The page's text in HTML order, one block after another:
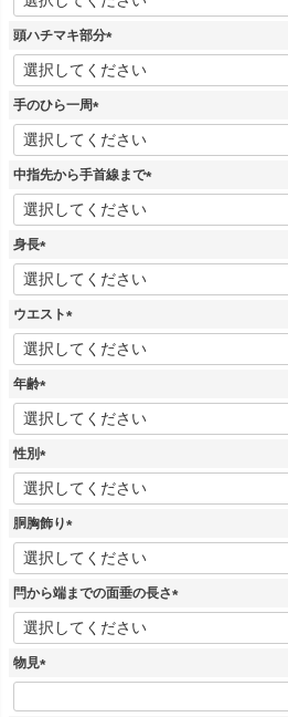
必
頭ハチマキ部分
(
必
手のひら一周
(
必
須
中指先から手首線まで
(
身長
(
必
須
ウエスト
(
必
年齢
(
必
須
性別
(
必
須
胴胸飾り
(
必
須
閂から端までの面垂の長さ
(
物見
(
必